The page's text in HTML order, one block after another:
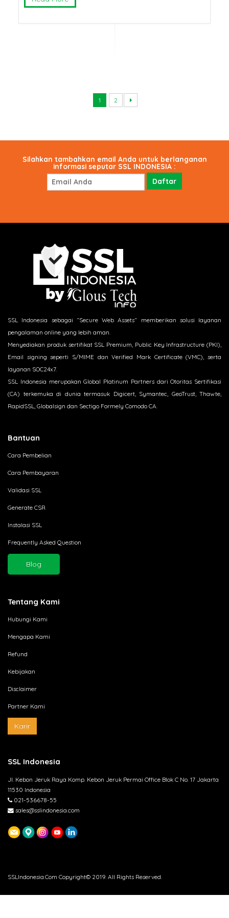
1 2
Silahkan tambahkan email Anda untuk berlanganan
informasi seputar SSL INDONESIA :
SSL Indonesia sebagai “Secure Web Assets“ memberikan solusi layanan
pengalaman online yang lebih aman.
Menyediakan produk sertifikat SSL Premium, Public Key Infrastructure (PKI),
Email signing seperti S/MIME dan Verified Mark Certificate (VMC), serta
layanan SOC24x7.
SSL Indonesia merupakan Global Platinum Partners dari Otoritas Sertifikasi
(CA) terkemuka di dunia termasuk Digicert, Symantec, GeoTrust, Thawte,
RapidSSL, Globalsign dan Sectigo Formely Comodo CA.
Bantuan
Cara Pembelian
Cara Pembayaran
Validasi SSL
Generate CSR
Instalasi SSL
Frequently Asked Question
Blog
Tentang Kami
Hubungi Kami
Mengapa Kami
Refund
Kebijakan
Disclaimer
Partner Kami
Karir
SSL Indonesia
Jl. Kebon Jeruk Raya Komp. Kebon Jeruk Permai Office Blok C No. 17 Jakarta
11530 Indonesia
021-536678-55
sales@sslindonesia.com
SSLIndonesia.Com Copyright© 2019. All Rights Reserved.